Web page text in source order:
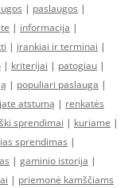
| paslaugos |
| informacija |
| įrankiai ir terminai |
| kriterijai | patogiau |
| populiari paslauga |
atstumą | renkatės
sprendimai | kuriame |
sprendimas |
| gaminio istorija |
| priemonė kamščiams